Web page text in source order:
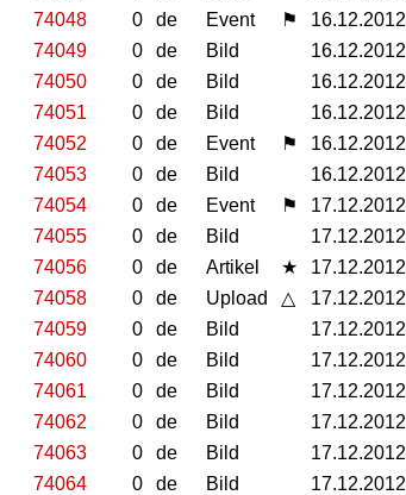
74048
0 de Event ⚑ 16.12.2012
74049
0 de Bild 16.12.2012
74050
0 de Bild 16.12.2012
74051
0 de Bild 16.12.2012
74052
0 de Event ⚑ 16.12.2012
74053
0 de Bild 16.12.2012
74054
0 de Event ⚑ 17.12.2012
74055
0 de Bild 17.12.2012
74056
0 de Artikel ★ 17.12.2012
74058
0 de Upload △ 17.12.2012
74059
0 de Bild 17.12.2012
74060
0 de Bild 17.12.2012
74061
0 de Bild 17.12.2012
74062
0 de Bild 17.12.2012
74063
0 de Bild 17.12.2012
74064
0 de Bild 17.12.2012